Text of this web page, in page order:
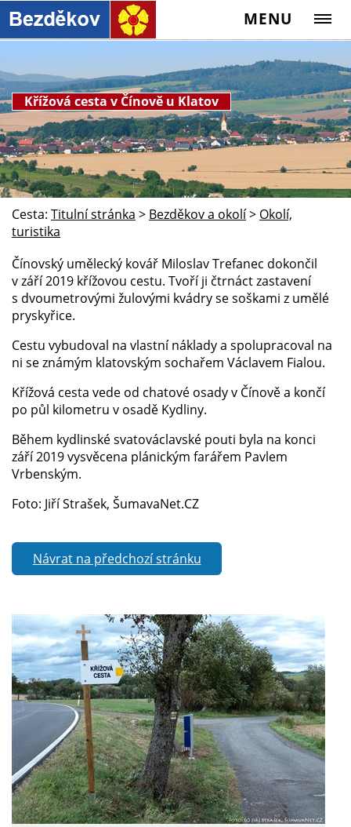
MENU
Křížová cesta v Čínově u Klatov
Cesta: Titulní stránka > Bezděkov a okolí> Okolí,
turistika
Čínovský umělecký kovář Miloslav Trefanec dokončil
v září 2019 křížovou cestu. Tvoří ji čtrnáct zastavení
s dvoumetrovými žulovými kvádry se soškami z umělé
pryskyřice.
Cestu vybudoval na vlastní náklady a spolupracoval na
ni se známým klatovským sochařem Václavem Fialou.
Křížová cesta vede od chatové osady v Čínově a končí
po půl kilometru v osadě Kydliny.
Během kydlinské svatováclavské pouti byla na konci
září 2019 vysvěcena plánickým farářem Pavlem
Vrbenským.
Foto: Jiří Strašek, ŠumavaNet.CZ
Návrat na předchozí stránku